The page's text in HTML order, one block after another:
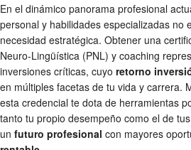
En el dinámico panorama profesional
personal y habilidades especializadas no
necesidad estratégica. Obtener una
Neuro-Lingüística (PNL) y coaching
inversiones críticas, cuyo retorno
en múltiples facetas de tu vida y carrera.
esta credencial te dota de herramientas
tanto tu propio desempeño como el de
un futuro profesional con mayores